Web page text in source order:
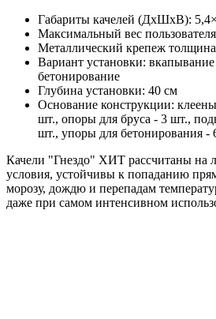
Габариты качелей (ДхШхВ):
Максимальный вес
Металлический крепеж
Вариант установки:
бетонирование
Глубина установки: 40 см
Основание конструкции:
шт., опоры для бруса - 3 шт.,
шт., упоры для бетонирования -
Качели "Гнездо" ХИТ рассчитаны на
условия, устойчивы к попаданию
морозу, дождю и перепадам
даже при самом интенсивном